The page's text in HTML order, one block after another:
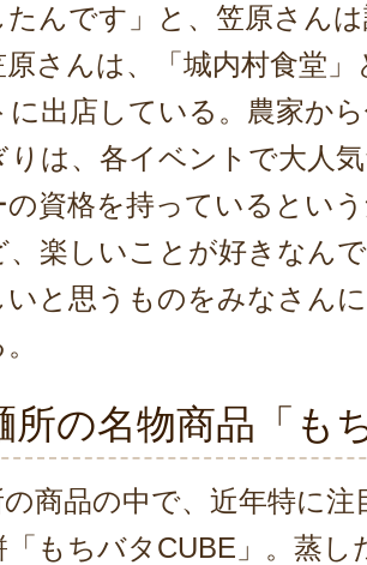
たんです」と、笠原さん
さんは、「城内村食堂
に出店している。農家か
りは、各イベントで大人
の資格を持っているとい
、楽しいことが好きなん
いと思うものをみなさん
所の名物商品「も
商品の中で、近年特に
「もちバタCUBE」。蒸し